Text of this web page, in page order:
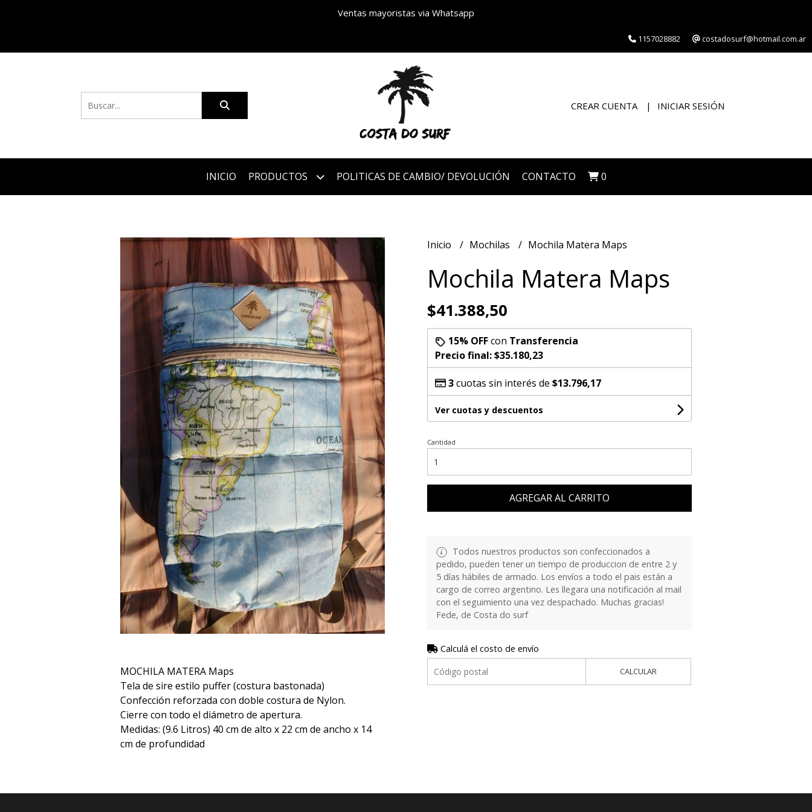
Ventas mayoristas via Whatsapp
1157028882 costadosurf@hotmail.com.ar
CREAR CUENTA INICIAR SESIÓN
INICIO PRODUCTOS POLITICAS DE CAMBIO/ DEVOLUCIÓN CONTACTO 0
MOCHILA MATERA Maps
Tela de sire estilo puffer (costura bastonada)
Confección reforzada con doble costura de Nylon.
Cierre con todo el diámetro de apertura.
Medidas: (9.6 Litros) 40 cm de alto x 22 cm de ancho x 14
cm de profundidad
Inicio Mochilas Mochila Matera Maps
Mochila Matera Maps
$41.388,50
15% OFFcon Transferencia
Precio final:$35.180,23
3cuotas sin interés de $13.796,17
Ver cuotas y descuentos
Cantidad
AGREGAR AL CARRITO
Todos nuestros productos son confeccionados a
pedido, pueden tener un tiempo de produccion de entre 2 y
5 días hábiles de armado. Los envíos a todo el pais están a
cargo de correo argentino. Les llegara una notificación al mail
con el seguimiento una vez despachado. Muchas gracias!
Fede, de Costa do surf
Calculá el costo de envío
CALCULAR